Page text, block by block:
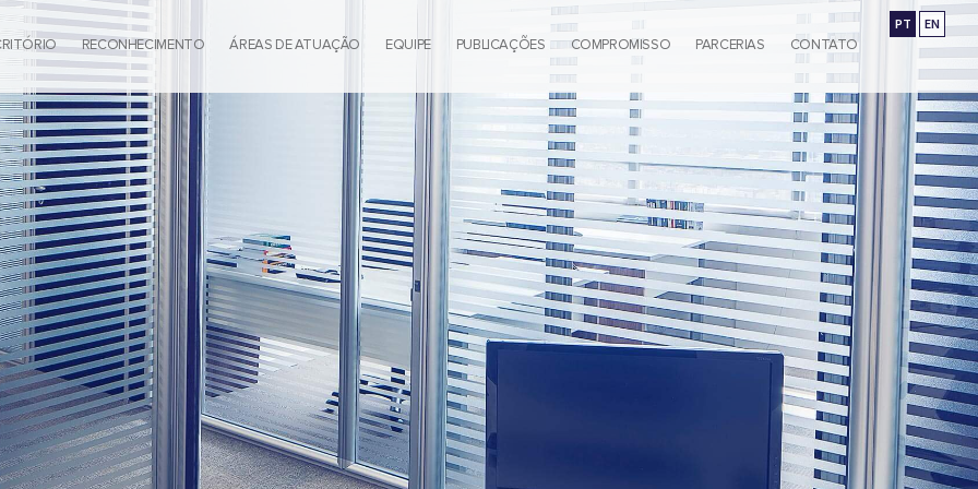
PT EN
RECONHECIMENTO ÁREAS DE ATUAÇÃO EQUIPE PUBLICAÇÕES COMPROMISSO PARCERIAS CONTATO